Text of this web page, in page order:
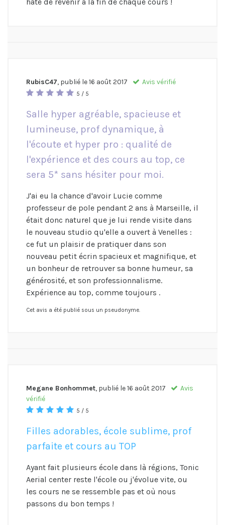
RubisC47, publié le16 août 2017 Avis vérifié
5 / 5
Salle hyper agréable, spacieuse et
lumineuse, prof dynamique, à
l'écoute et hyper pro : qualité de
l'expérience et des cours au top, ce
sera 5* sans hésiter pour moi.
J'ai eu la chance d'avoir Lucie comme
professeur de pole pendant 2 ans à Marseille, il
était donc naturel que je lui rende visite dans
le nouveau studio qu'elle a ouvert à Venelles :
ce fut un plaisir de pratiquer dans son
nouveau petit écrin spacieux et magnifique, et
un bonheur de retrouver sa bonne humeur, sa
générosité, et son professionnalisme.
Expérience au top, comme toujours .
Cet avis a été publié sous un pseudonyme.
Megane Bonhommet, publié le16 août 2017
Avis
vérifié
5 / 5
Filles adorables, école sublime, prof
parfaite et cours au TOP
Ayant fait plusieurs école dans là régions, Tonic
Aerial center reste l'école ou j'évolue vite, ou
les cours ne se ressemble pas et où nous
passons du bon temps !